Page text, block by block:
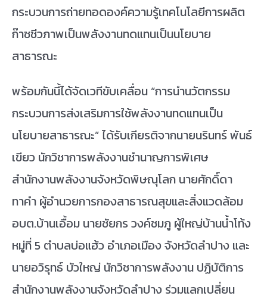
กระบวนการถ่ายทอดองค์ความรู้เทคโนโลยีการผลิต
ก๊าซชีวภาพเป็นพลังงานทดแทนเป็นนโยบาย
สาธารณะ
พร้อมกันนี้ได้จัดเวทีขับเคลื่อน “การนำนวัตกรรม
กระบวนการส่งเสริมการใช้พลังงานทดแทนเป็น
นโยบายสาธารณะ” ได้รับเกียรติจากนายนรินทร์ พันธ์
เขียว นักวิชาการพลังงานชํานาญการพิเศษ
สำนักงานพลังงานจังหวัดพิษณุโลก นายศักดิ์ดา
ทาคำ ผู้อำนวยการกองสาธารณสุขและสิ่งแวดล้อม
อบต.บ้านเอื้อม นายชัยกร วงค์ชมภู ผู้ใหญ่บ้านน้ำโท้ง
หมู่ที่ 5 ตำบลบ่อแฮ้ว อำเภอเมือง จังหวัดลำปาง และ
นายอวิรุทธ์ บัวใหญ่ นักวิชาการพลังงาน ปฏิบัติการ
สำนักงานพลังงานจังหวัดลำปาง ร่วมแลกเปลี่ยน